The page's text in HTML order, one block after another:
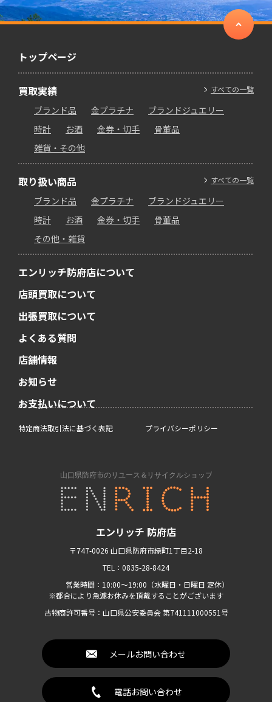
エンリッチ 防府店
〒747-0026 山口県防府市緑町1丁目2-18
TEL：0835-28-8424
営業時間：10:00〜19:00（水曜日・日曜日 定休）
※都合により急遽お休みを頂戴することがございます
古物商許可番号：山口県公安委員会 第741111000551号
メールお問い合わせ
電話お問い合わせ
トップページ
すべての一覧
買取実績
ブランド品 金プラチナ
ブランドジュエリー
時計
お酒 金券・切手
骨董品
雑貨・その他
すべての一覧
取り扱い商品
ブランド品 金プラチナ
ブランドジュエリー
時計
お酒 金券・切手
骨董品
その他・雑貨
エンリッチ防府店について
店頭買取について
出張買取について
よくある質問
店舗情報
お知らせ
お支払いについて
特定商法取引法に基づく表記 プライバシーポリシー